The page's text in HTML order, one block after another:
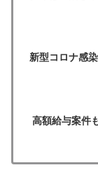
新型コロナ感
高額給与案件